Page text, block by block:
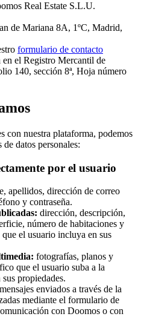
Real Estate S.L.U.
de Mariana 8A, 1ºC, Madrid,
formulario de contacto
en el Registro Mercantil de
140, sección 8ª, Hoja número
con nuestra plataforma, podemos
datos personales:
por el usuario
apellidos, dirección de correo
y contraseña.
dirección, descripción,
número de habitaciones y
el usuario incluya en sus
fotografías, planos y
que el usuario suba a la
propiedades.
mensajes enviados a través de la
mediante el formulario de
con Doomos o con